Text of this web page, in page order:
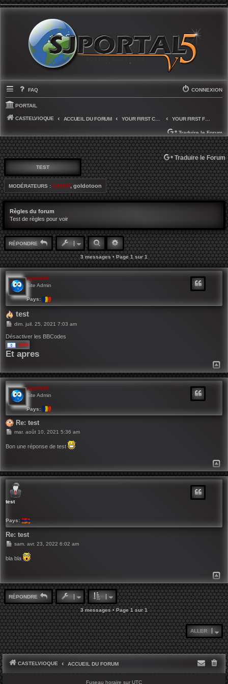
FAQ CONNEXION
PORTAIL
CASTELVIOQUE ACCUEIL DU FORUM
Traduire le Forum
SELECT LANGUAGE ▼
Traduire le Forum
TEST
MODÉRATEURS : castel , goldotoon
Règles du forum
Test de règles pour voir
RÉPONDRE RECHERCHERRECHERCHE AVANCÉE
3 messages • Page1sur1
sjpphpbb
Site Admin
Pays:
test
M
s
s
a
g
dim. juil. 25, 2021 7:03 am
Désactiver les BBCodes
voir
Et apres
sjpphpbb
Site Admin
Pays:
Re: test
M
s
mar. août 10, 2021 5:36 am
Bon une réponse de test
U
test
Pays:
Re: test
M
s
s
sam. avr. 23, 2022 6:02 am
bla bla
U
T
RÉPONDRE
3 messages • Page1sur1
ALLER
CASTELVIOQUE ACCUEIL DU FORUM
Fuseau horaire sur UTC